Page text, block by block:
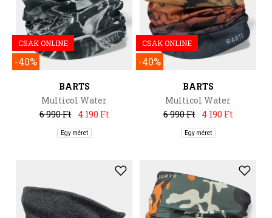
CSAK ONLINE
-40%
BARTS
Multicol Water
6 990 Ft
4 190 Ft
Egy méret
CSAK ONLINE
-40%
BARTS
Multicol Water
6 990 Ft
4 190 Ft
Egy méret